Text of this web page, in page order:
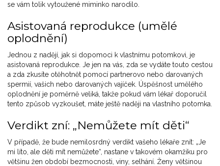
se vám tolik vytoužené miminko narodilo.
Asistovaná reprodukce (umělé
oplodnění)
Jednou z nadějí, jak si dopomoci k vlastnímu potomkovi, je
asistovaná reprodukce. Je jen na vás, zda se vydáte touto cestou
a zda zkusíte otěhotnět pomocí partnerovo nebo darovaných
spermií, vašich nebo darovaných vajíček. Úspěšnost umělého
oplodnění je poměrně veliká, takže pokud vám lékař doporučil
tento způsob vyzkoušet, máte ještě naději na vlastního potomka.
Verdikt zní: „Nemůžete mít děti“
V případě, že bude nemilosrdný verdikt vašeho lékaře znít: „Je
mi líto, ale děti mít nemůžete“, nastane v takovém okamžiku pro
většinu žen období bezmocnosti, viny, selhání. Ženy většinou